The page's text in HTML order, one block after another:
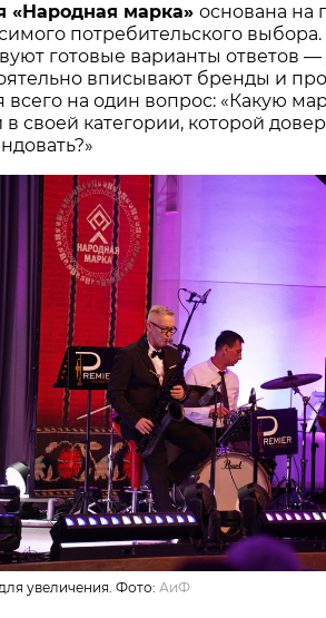
«Народная марка» основана на
потребительского выбора.
готовые варианты ответов —
вписывают бренды и
всего на один вопрос: «Какую
своей категории, которой
увеличения. Фото: АиФ